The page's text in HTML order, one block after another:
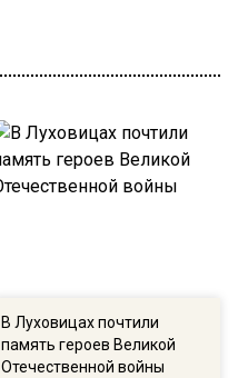
В Луховицах почтили
память героев Великой
Отечественной войны